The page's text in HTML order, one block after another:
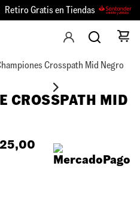
Gratis en Tiendas
Crosspath Mid Negro
CROSSPATH MID